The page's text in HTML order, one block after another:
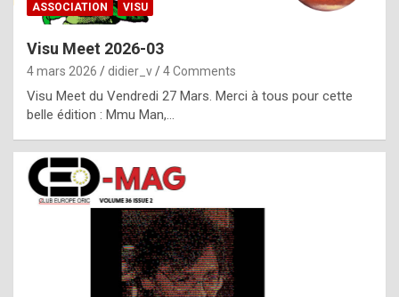
p
l
c
h
i
s
t
ASSOCIATION VISU
Visu Meet 2026-03
4 mars 2026 didier_v 4 Comments
Visu Meet du Vendredi 27 Mars. Merci à tous pour cette
belle édition : Mmu Man,…